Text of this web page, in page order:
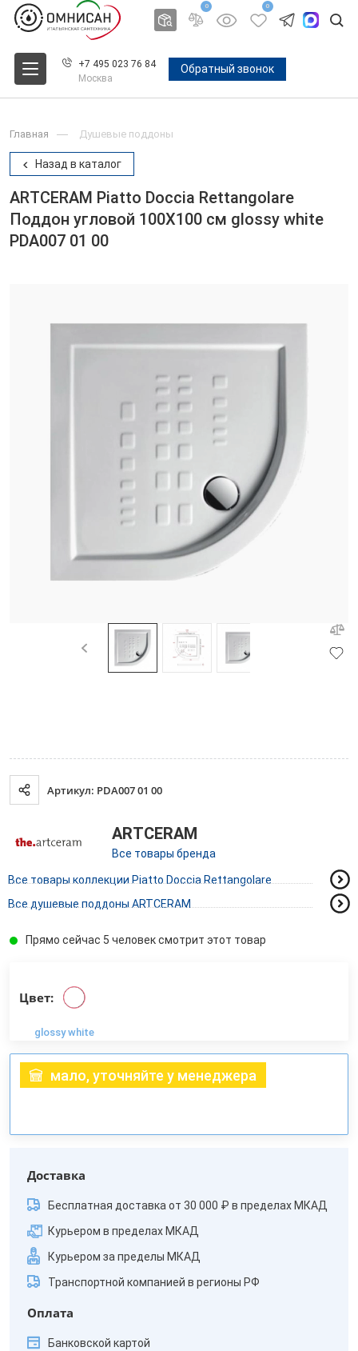
0 0
+7 495 023 76 84
Москва
Обратный звонок
Главная Душевые поддоны
Назад в каталог
ARTCERAM Piatto Doccia Rettangolare
Поддон угловой 100X100 см glossy white
PDA007 01 00
Артикул: PDA007 01 00
ARTCERAM
Все товары бренда
Все товары коллекции Piatto Doccia Rettangolare
Все душевые поддоны ARTCERAM
Прямо сейчас 5 человек смотрит этот товар
Цвет:
glossy white
мало, уточняйте у менеджера
Доставка
Бесплатная доставка от 30 000 ₽ в пределах МКАД
Курьером в пределах МКАД
Курьером за пределы МКАД
Транспортной компанией в регионы РФ
Оплата
Банковской картой